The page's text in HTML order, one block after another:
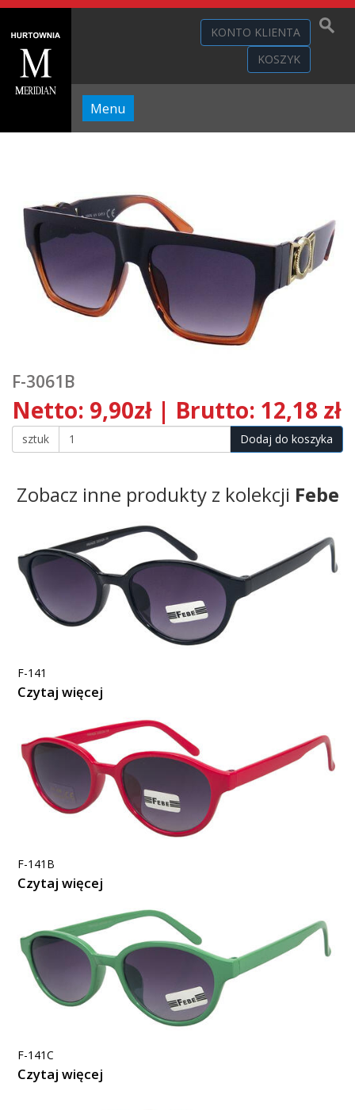
KONTO KLIENTA
KOSZYK
Menu
F-3061B
Netto: 9,90zł | Brutto: 12,18 zł
sztuk Dodaj do koszyka
Zobacz inne produkty z kolekcji Febe
F-141
Czytaj więcej
F-141B
Czytaj więcej
F-141C
Czytaj więcej